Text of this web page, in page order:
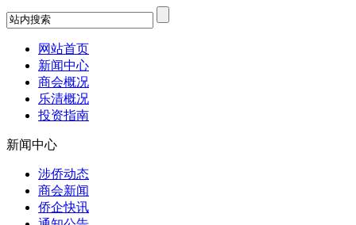
网站首页
新闻中心
商会概况
乐清概况
投资指南
新闻中心
涉侨动态
商会新闻
侨企快讯